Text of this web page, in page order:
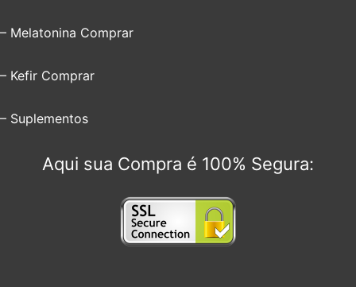
– Melatonina Comprar
– Kefir Comprar
– Suplementos
Aqui sua Compra é 100% Segura: